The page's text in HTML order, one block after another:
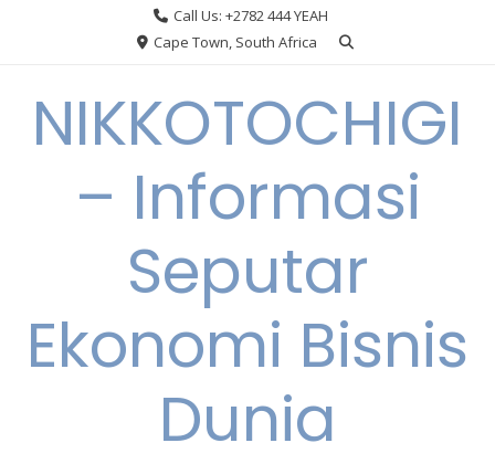
Call Us: +2782 444 YEAH
Cape Town, South Africa
NIKKOTOCHIGI
– Informasi
Seputar
Ekonomi Bisnis
Dunia